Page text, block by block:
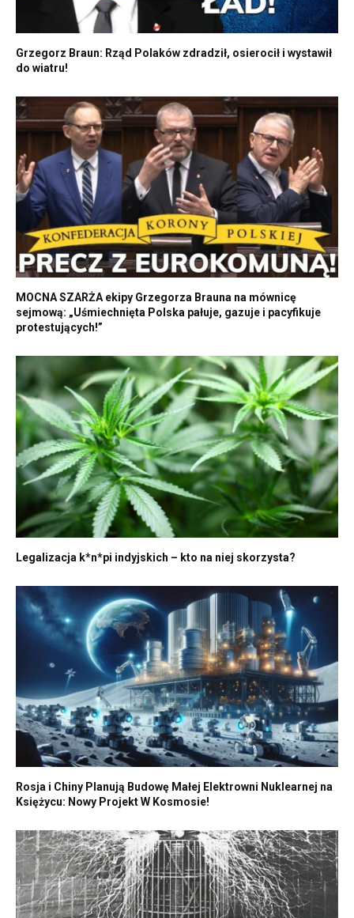
Grzegorz Braun: Rząd Polaków zdradził, osierocił i wystawił
do wiatru!
MOCNA SZARŻA ekipy Grzegorza Brauna na mównicę
sejmową: „Uśmiechnięta Polska pałuje, gazuje i pacyfikuje
protestujących!”
Legalizacja k*n*pi indyjskich – kto na niej skorzysta?
Rosja i Chiny Planują Budowę Małej Elektrowni Nuklearnej na
Księżycu: Nowy Projekt W Kosmosie!